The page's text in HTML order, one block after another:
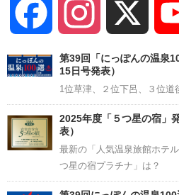
Facebook Instagram
第39回「にっぽんの温泉
15日号発表）
1位草津、２位下呂、３位道
2025年度「５つ星の宿」
表）
最新の「人気温泉旅館ホテ
つ星の宿プラチナ」は？